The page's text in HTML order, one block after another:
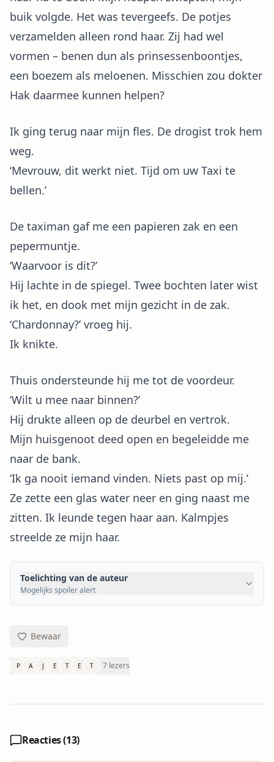
buik volgde. Het was tevergeefs. De potjes
verzamelden alleen rond haar. Zij had wel
vormen – benen dun als prinsessenboontjes,
een boezem als meloenen. Misschien zou dokter
Hak daarmee kunnen helpen?
Ik ging terug naar mijn fles. De drogist trok hem
weg.
‘Mevrouw, dit werkt niet. Tijd om uw Taxi te
bellen.’
De taximan gaf me een papieren zak en een
pepermuntje.
‘Waarvoor is dit?’
Hij lachte in de spiegel. Twee bochten later wist
ik het, en dook met mijn gezicht in de zak.
‘Chardonnay?’ vroeg hij.
Ik knikte.
Thuis ondersteunde hij me tot de voordeur.
‘Wilt u mee naar binnen?’
Hij drukte alleen op de deurbel en vertrok.
Mijn huisgenoot deed open en begeleidde me
naar de bank.
‘Ik ga nooit iemand vinden. Niets past op mij.’
Ze zette een glas water neer en ging naast me
zitten. Ik leunde tegen haar aan. Kalmpjes
streelde ze mijn haar.
Toelichting van de auteur
Mogelijks spoiler alert
Bewaar
P A J E T E T 7 lezers
Reacties (13)